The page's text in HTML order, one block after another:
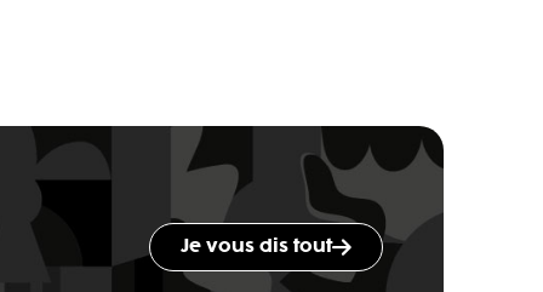
Je vous dis tout